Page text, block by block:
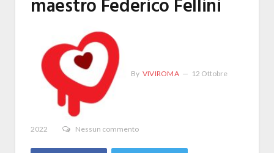
maestro Federico Fellini
By VIVIROMA 12 Ottobre
2022 Nessun commento